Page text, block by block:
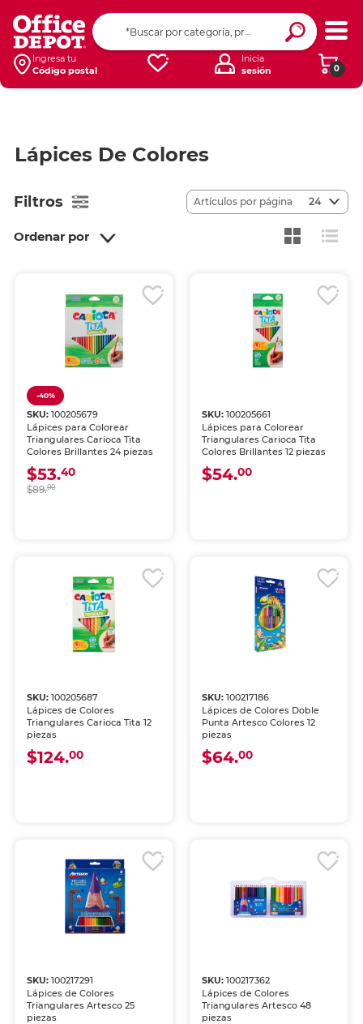
Ingresa tu
Código postal
0
Inicia
sesión
Lápices De Colores
Filtros
Ordenar por
Artículos por página 24
-40%
SKU:100205679
Lápices para Colorear
Triangulares Carioca Tita
Colores Brillantes 24 piezas
$53.40
$89.00
SKU: 100205661
Lápices para Colorear
Triangulares Carioca Tita
Colores Brillantes 12 piezas
$54.00
SKU:100205687
Lápices de Colores
Triangulares Carioca Tita 12
piezas
$124.00
SKU: 100217186
Lápices de Colores Doble
Punta Artesco Colores 12
piezas
$64.00
SKU:100217291
Lápices de Colores
Triangulares Artesco 25
piezas
SKU: 100217362
Lápices de Colores
Triangulares Artesco 48
piezas